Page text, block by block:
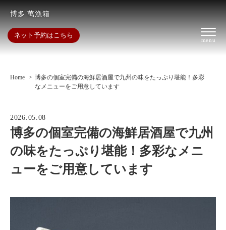
博多 萬漁箱
ネット予約はこちら
Home
博多の個室完備の海鮮居酒屋で九州の味をたっぷり堪能！多彩
なメニューをご用意しています
2026.05.08
博多の個室完備の海鮮居酒屋で九州
の味をたっぷり堪能！多彩なメニ
ューをご用意しています